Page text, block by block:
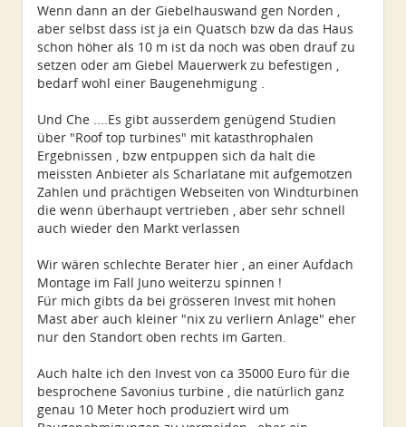
Wenn dann an der Giebelhauswand gen Norden ,
aber selbst dass ist ja ein Quatsch bzw da das Haus
schon höher als 10 m ist da noch was oben drauf zu
setzen oder am Giebel Mauerwerk zu befestigen ,
bedarf wohl einer Baugenehmigung .
Und Che ....Es gibt ausserdem genügend Studien
über "Roof top turbines" mit katasthrophalen
Ergebnissen , bzw entpuppen sich da halt die
meissten Anbieter als Scharlatane mit aufgemotzen
Zahlen und prächtigen Webseiten von Windturbinen
die wenn überhaupt vertrieben , aber sehr schnell
auch wieder den Markt verlassen
Wir wären schlechte Berater hier , an einer Aufdach
Montage im Fall Juno weiterzu spinnen !
Für mich gibts da bei grösseren Invest mit hohen
Mast aber auch kleiner "nix zu verliern Anlage" eher
nur den Standort oben rechts im Garten.
Auch halte ich den Invest von ca 35000 Euro für die
besprochene Savonius turbine , die natürlich ganz
genau 10 Meter hoch produziert wird um